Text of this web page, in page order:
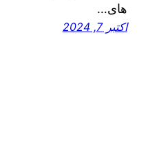
های…
اکتبر 7, 2024